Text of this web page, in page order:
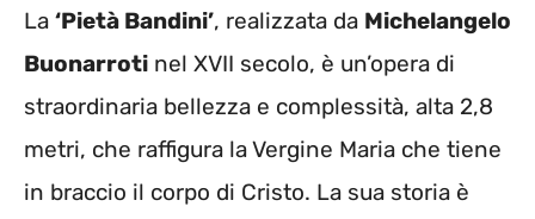
La ‘Pietà Bandini’, realizzata da Michelangelo
Buonarroti nel XVII secolo, è un’opera di
straordinaria bellezza e complessità, alta 2,8
metri, che raffigura la Vergine Maria che tiene
in braccio il corpo di Cristo. La sua storia è